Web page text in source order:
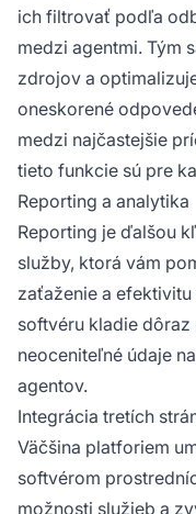
ich filtrovať podľa
medzi agentmi. Tým
zdrojov a
oneskorené
medzi najčastejšie
tieto funkcie sú pre
Reporting a analytika
Reporting je ďalšou
služby, ktorá vám
zaťaženie a
softvéru kladie
neoceniteľné údaje
agentov.
Integrácia tretích
Väčšina platforiem
softvérom
možnosti služieb a